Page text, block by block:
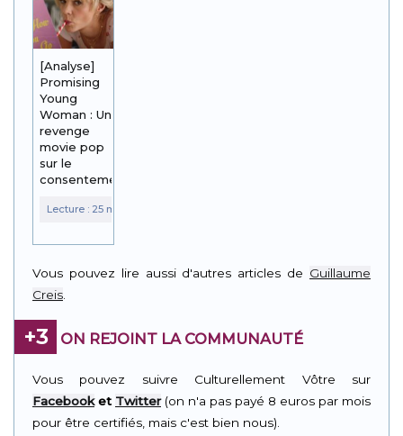
[Analyse]
Promising
Young
Woman : Un
revenge
movie pop
sur le
consentement
Vous pouvez lire aussi d'autres articles de Guillaume
Creis
+3 ON REJOINT LA COMMUNAUTÉ
Vous pouvez suivre Culturellement Vôtre sur
Facebooket Twitter(on n'a pas payé 8 euros par mois
pour être certifiés, mais c'est bien nous).